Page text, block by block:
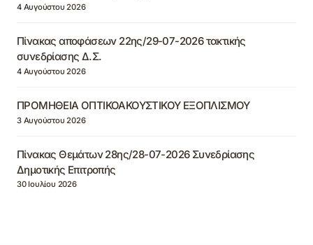
4 Αυγούστου 2026
Πίνακας αποφάσεων 22ης/29-07-2026 τακτικής
συνεδρίασης Δ.Σ.
4 Αυγούστου 2026
ΠΡΟΜΗΘΕΙΑ ΟΠΤΙΚΟΑΚΟΥΣΤΙΚΟΥ ΕΞΟΠΛΙΣΜΟΥ
3 Αυγούστου 2026
Πίνακας Θεμάτων 28ης/28-07-2026 Συνεδρίασης
Δημοτικής Επιτροπής
30 Ιουλίου 2026